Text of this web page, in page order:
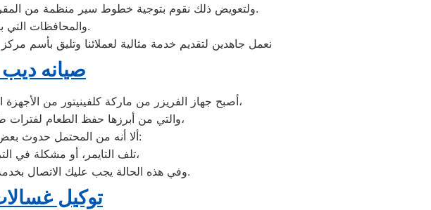
ولتعويض ذلك نقوم بتوجية خطوط سير منظمة من المقر الرئيسي لمركز صيانة ديب فريزر كلفينيتور حي النرجس لتلك المحافظات.
والمحافظات التي بها فروع لكنها ذات كثافة سكانية عالية.
نعمل جاهدين لتقديم خدمة مثالية لعملائنا وتليق بأسم
صيانه ديب
أصبح جهاز الفريزر من ماركة كلفينيتور من الأجهزة الضرورية داخل كافة البيوت، وفقًا لمميزات ديب فريزر كلفينيتور العديدة،
والتي من أبرزها حفظ الطعام لفترات طويلة، وتعدد موديلاته المختلفة، وبالرغم من مميزاته العديدة،
ألا أنه من المحتمل حدوث بعض الأعطال التي تتطلب الصيانة، ومن هذه الأعطال:
تلف التايمر، أو مشكلة في الترموستات، أو السخان، أو عطل بالدائرة الكهربائية،
وفي هذه الحالة يجب عليك الاتصال بخدمة ديب فريزر كلفينيتور حي النرجس لعمل الإصلاحات اللازمة.
توكيل